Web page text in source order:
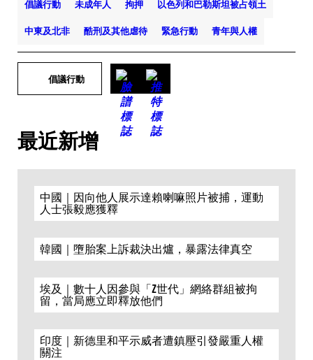
倡議行動 未成年人 拘押 以色列和巴勒斯坦被占領土
中東及北非 酷刑及其他虐待 緊急行動 青年與人權
倡議行動
最近新增
中國｜因向他人展示達賴喇嘛照片被捕，運動
人士張毅應獲釋
韓國｜墮胎案上訴裁決出爐，暴露法律真空
埃及｜數十人因參與「Z世代」網絡群組被拘
留，當局應立即釋放他們
印度｜新德里和平示威者遭鎮壓引發嚴重人權
關注